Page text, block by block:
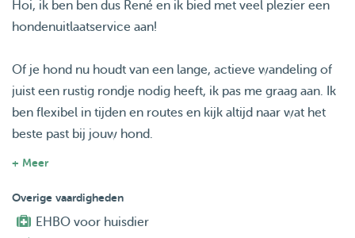
Hoi, ik ben ben dus René en ik bied met veel plezier een
hondenuitlaatservice aan!
Of je hond nu houdt van een lange, actieve wandeling of
juist een rustig rondje nodig heeft, ik pas me graag aan. Ik
ben flexibel in tijden en routes en kijk altijd naar wat het
beste past bij jouw hond.
Goldenretreiver/Mechelseherder meenemen als dit ook
gewenst is. Toby is gewend te spelen met alle soorten
+ Meer
Overige vaardigheden
EHBO voor huisdier